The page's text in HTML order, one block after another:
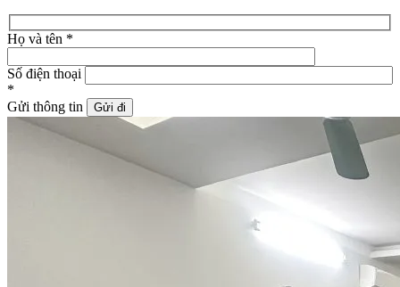
Họ và tên *
Số điện thoại
*
Gửi thông tin